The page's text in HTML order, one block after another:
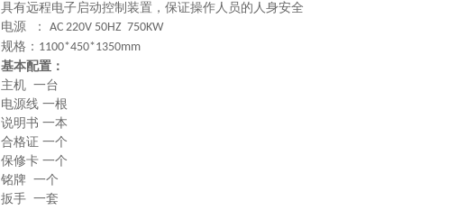
具有远程电子启动控制装置，保证操作人员的人身安全
电源 ： AC 220V 50HZ 750KW
规格： 1100*450*1350mm
基本配置：
主机 一台
电源线 一根
说明书 一本
合格证 一个
保修卡 一个
铭牌 一个
扳手 一套